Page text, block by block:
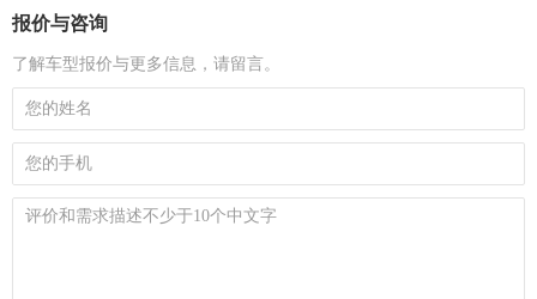
报价与咨询
了解车型报价与更多信息，请留言。